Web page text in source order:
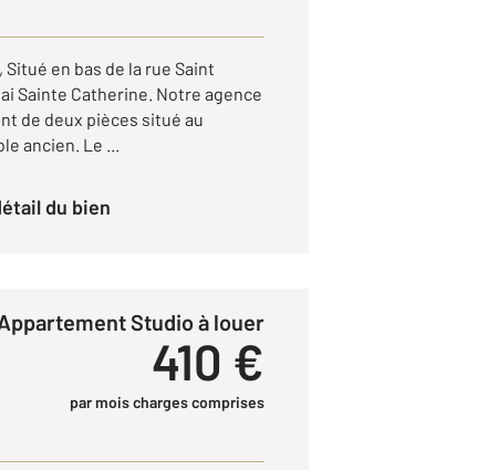
Situé en bas de la rue Saint
Sainte Catherine. Notre agence
de deux pièces situé au
ancien. Le ...
du bien
Appartement Studio à louer
410 €
par mois charges comprises